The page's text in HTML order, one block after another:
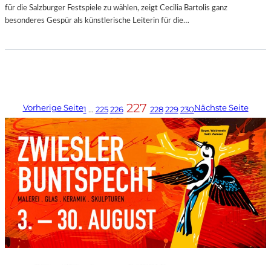
für die Salzburger Festspiele zu wählen, zeigt Cecilia Bartolis ganz
besonderes Gespür als künstlerische Leiterin für die…
Vorherige Seite1 … 225 226 227 228 229 230Nächste Seite